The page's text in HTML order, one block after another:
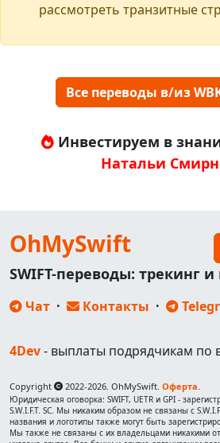
рассмотреть транзитные
Все переводы в/из
Инвестируем в
Натальи
OhMySwift
SWIFT-переводы: трекинг
Чат · Контакты ·
4Dev- выплаты подрядчикам по
Copyright 2022-2026. OhMySwift. Оферта.
Юридическая оговорка: SWIFT, UETR и GPI -
S.W.I.F.T. SC. Мы никаким образом не связаны с
названия и логотипы также могут быть
Мы также не связаны с их владельцами никакими